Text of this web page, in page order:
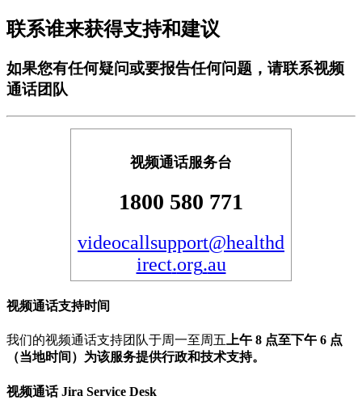
联系谁来获得支持和建议
如果您有任何疑问或要报告任何问题，请联系视频
通话团队
视频通话服务台
1800 580 771
videocallsupport@healthd
irect.org.au
视频通话支持时间
我们的视频通话支持团 队于周一至周五上午 8 点至 下午 6 点
（当地时间 ） 为该服务提供行政和技术支持。
视频通话 Jira Service Desk